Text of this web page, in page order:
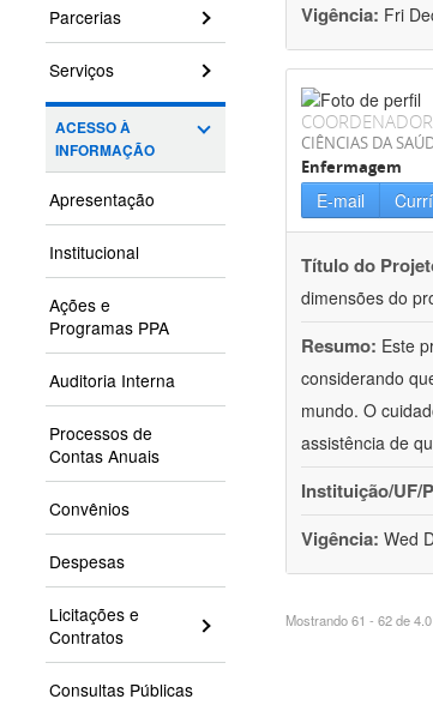
Parcerias
Serviços
ACESSO À
INFORMAÇÃO
Apresentação
Institucional
Ações e
Programas PPA
Auditoria Interna
Processos de
Contas Anuais
Convênios
Despesas
Licitações e
Contratos
Consultas Públicas
Vigência: Fri
CIÊNCIAS DA
Enfermagem
E-mail
Título do
dimensões do
Resumo: Este
considerando
mundo. O
assistência de
Instituição/UF/
Vigência: Wed
Mostrando 61 - 62 de